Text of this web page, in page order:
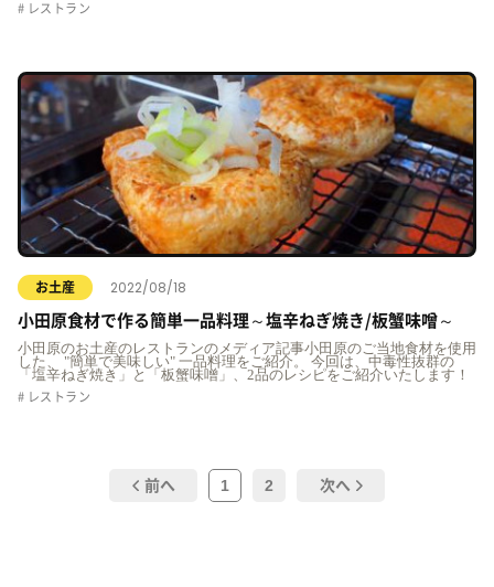
レストラン
お土産 2022/08/18
小田原食材で作る簡単一品料理～塩辛ねぎ焼き/板蟹味噌～
小田原のお土産のレストランのメディア記事小田原のご当地食材を使用
した、 "簡単で美味しい" 一品料理をご紹介。 今回は、中毒性抜群の
「塩辛ねぎ焼き」と「板蟹味噌」、2品のレシピをご紹介いたします！
レストラン
前へ 1 2 次へ